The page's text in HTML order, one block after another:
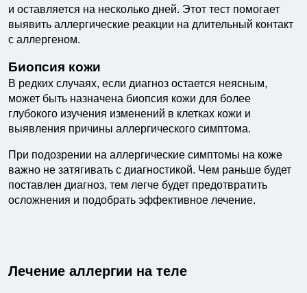
и оставляется на несколько дней. Этот тест помогает
выявить аллергические реакции на длительный контакт
с аллергеном.
Биопсия кожи
В редких случаях, если диагноз остается неясным,
может быть назначена биопсия кожи для более
глубокого изучения изменений в клетках кожи и
выявления причины аллергического симптома.
При подозрении на аллергические симптомы на коже
важно не затягивать с диагностикой. Чем раньше будет
поставлен диагноз, тем легче будет предотвратить
осложнения и подобрать эффективное лечение.
Лечение аллергии на теле